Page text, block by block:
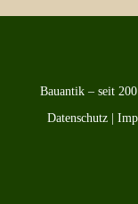
Bauantik – seit
Datenschutz